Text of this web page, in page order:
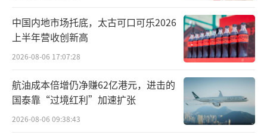
日，连续13个交易日涨停。随后两个交易日，
跌停回调，10月14日之后，又开启了涨停模
式，20个交易日，已累计收获18个涨停板。股
价从8月27日的5.22元，飙升至昨日收盘的23.4
7元，期间累计涨幅接近350%，总市值97.33亿
元。
中国内地市场托底，太古可口可乐2026
上半年营收创新高
2026-08-06 17:07:28
航油成本倍增仍净赚62亿港元，进击的
国泰靠“过境红利”加速扩张
2026-08-06 09:38:43